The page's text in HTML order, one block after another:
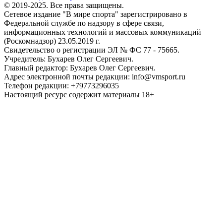
© 2019-2025. Все права защищены.
Сетевое издание "В мире спорта" зарегистрировано в
Федеральной службе по надзору в сфере связи,
информационных технологий и массовых коммуникаций
(Роскомнадзор) 23.05.2019 г.
Свидетельство о регистрации ЭЛ № ФС 77 - 75665.
Учредитель: Бухарев Олег Сергеевич.
Главный редактор: Бухарев Олег Сергеевич.
Адрес электронной почты редакции: info@vmsport.ru
Телефон редакции: +79773296035
Настоящий ресурс содержит материалы 18+